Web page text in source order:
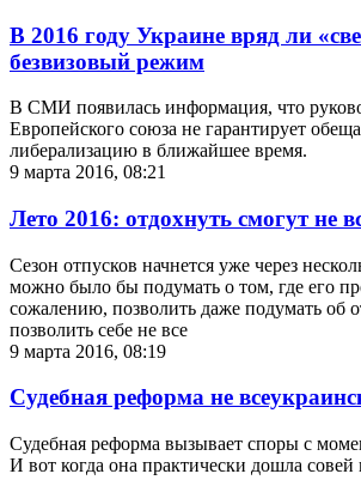
В 2016 году Украине вряд ли
безвизовый режим
В СМИ появилась информация, что
Европейского союза не гарантирует
либерализацию в ближайшее время.
9 марта 2016, 08:21
Лето 2016: отдохнуть смогут не
Сезон отпусков начнется уже через
можно было бы подумать о том, где его
сожалению, позволить даже подумать об
позволить себе не все
9 марта 2016, 08:19
Судебная реформа не
Судебная реформа вызывает споры с
И вот когда она практически дошла